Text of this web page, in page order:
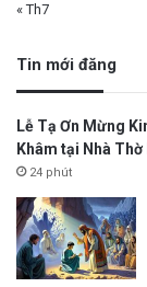
« Th7
Tin mới đăng
Lễ Tạ Ơn Mừng
Khâm tại Nhà
24 phút